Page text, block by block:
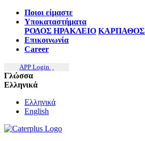
Ποιοι είμαστε
Υποκαταστήματα
ΡΟΔΟΣ ΗΡΑΚΛΕΙΟ ΚΑΡΠΑΘΟΣ
Επικοινωνία
Career
APP Login
Γλώσσα
Ελληνικά
Ελληνικά
English